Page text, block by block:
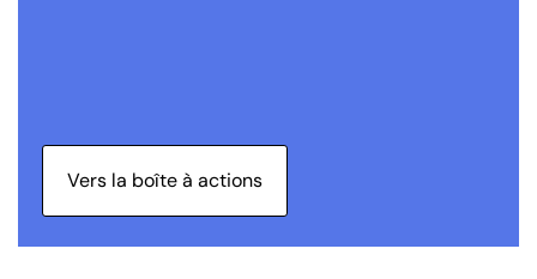
Vers la boîte à actions